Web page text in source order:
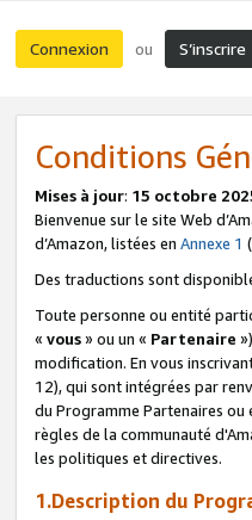
Connexion ou S’inscrire
Conditions
Mises à jour: 15 octobre
Bienvenue sur le site Web
d’Amazon, listées en Annexe 1
Des traductions sont
Toute personne ou entité
« vous» ou un « Partenaire
modification. En vous
12), qui sont intégrées par
du Programme Partenaires ou
règles de la communauté
les politiques et directives.
1.Description du